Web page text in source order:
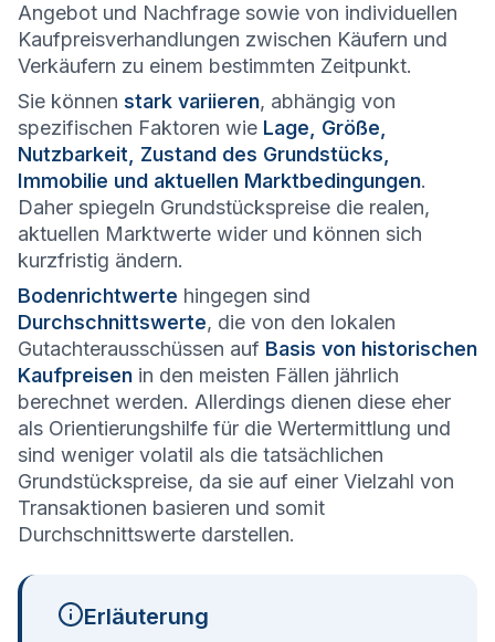
Angebot und Nachfrage sowie von individuellen
Kaufpreisverhandlungen zwischen Käufern und
Verkäufern zu einem bestimmten Zeitpunkt.
Sie können stark variieren, abhängig von
spezifischen Faktoren wie Lage, Größe,
Nutzbarkeit, Zustand des Grundstücks,
Immobilie und aktuellen Marktbedingungen.
Daher spiegeln Grundstückspreise die realen,
aktuellen Marktwerte wider und können sich
kurzfristig ändern.
Bodenrichtwerte hingegen sind
Durchschnittswerte, die von den lokalen
Gutachterausschüssen auf Basis von historischen
Kaufpreisen in den meisten Fällen jährlich
berechnet werden. Allerdings dienen diese eher
als Orientierungshilfe für die Wertermittlung und
sind weniger volatil als die tatsächlichen
Grundstückspreise, da sie auf einer Vielzahl von
Transaktionen basieren und somit
Durchschnittswerte darstellen.
Erläuterung